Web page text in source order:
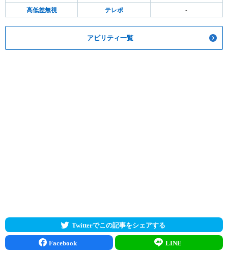
高低差無視 テレポ -
アビリティ一覧
Twitterでこの記事をシェアする
Facebook LINE